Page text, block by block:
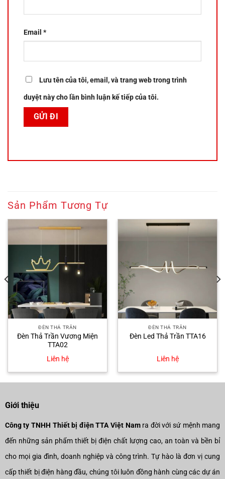
Email *
Lưu tên của tôi, email, và trang web trong trình
duyệt này cho lần bình luận kế tiếp của tôi.
Sản Phẩm Tương Tự
ĐÈN THẢ TRẦN
Đèn Thả Trần Vương Miện
TTA02
Liên hệ
ĐÈN THẢ TRẦN
Đèn Led Thả Trần TTA16
Liên hệ
Giới thiệu
Công ty TNHH Thiết bị điện TTA Việt Namra đời với sứ mệnh mang
đến những sản phẩm thiết bị điện chất lượng cao, an toàn và bền bỉ
cho mọi gia đình, doanh nghiệp và công trình. Tự hào là đơn vị cung
cấp thiết bị điện hàng đầu, chúng tôi luôn đồng hành cùng các dự án